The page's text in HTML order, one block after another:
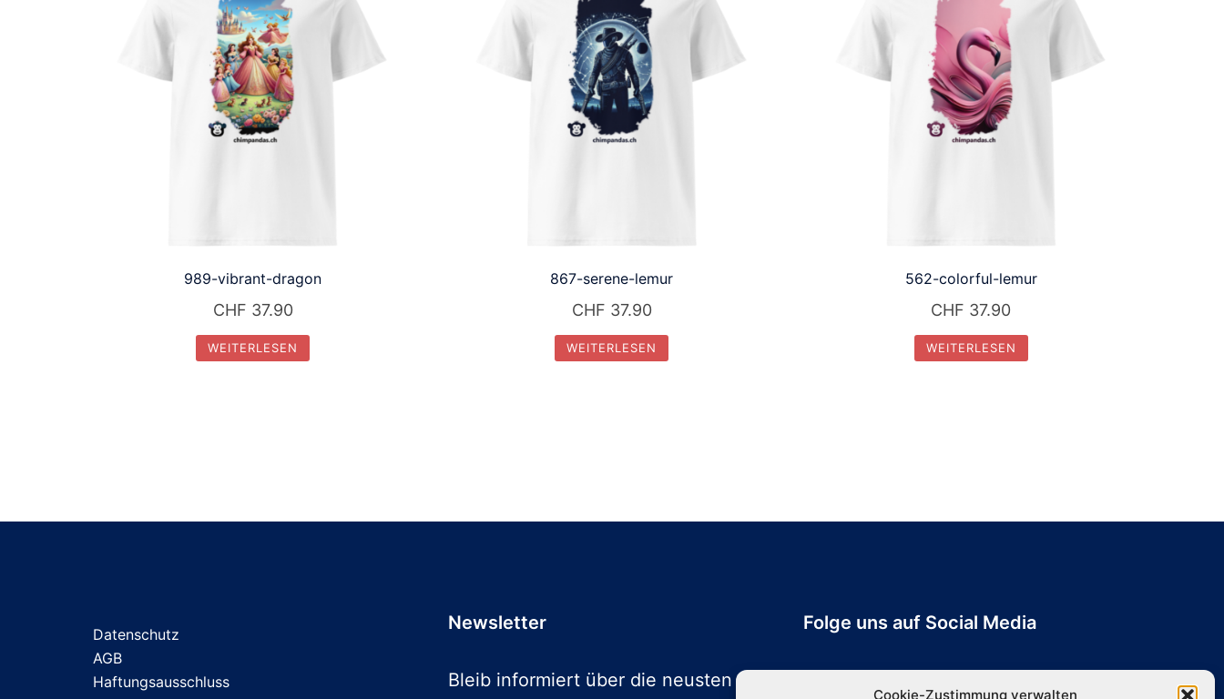
Cookie-Zustimmung verwalten
989-vibrant-dragon
CHF 37.90
WEITERLESEN
867-serene-lemur
CHF 37.90
WEITERLESEN
562-colorful-lemur
CHF 37.90
WEITERLESEN
Datenschutz
AGB
Haftungsausschluss
Newsletter
Bleib informiert über die neusten
Folge uns auf Social Media